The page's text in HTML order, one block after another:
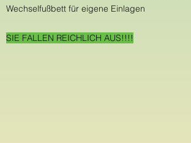
Wechselfußbett für eigene Einlagen
SIE FALLEN REICHLICH AUS!!!!